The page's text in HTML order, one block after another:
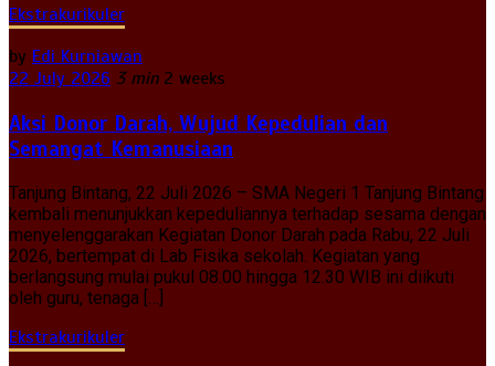
Ekstrakurikuler
by Edi Kurniawan
22 July 2026 3 min 2 weeks
Aksi Donor Darah, Wujud Kepedulian dan
Semangat Kemanusiaan
Tanjung Bintang, 22 Juli 2026 – SMA Negeri 1 Tanjung Bintang
kembali menunjukkan kepeduliannya terhadap sesama dengan
menyelenggarakan Kegiatan Donor Darah pada Rabu, 22 Juli
2026, bertempat di Lab Fisika sekolah. Kegiatan yang
berlangsung mulai pukul 08.00 hingga 12.30 WIB ini diikuti
oleh guru, tenaga […]
Ekstrakurikuler